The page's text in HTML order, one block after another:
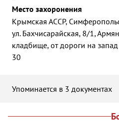
Место захоронения
Крымская АССР,
ул. Бахчисарайская, 8/1,
кладбище, от дороги на
30
Упоминается в 3 документах